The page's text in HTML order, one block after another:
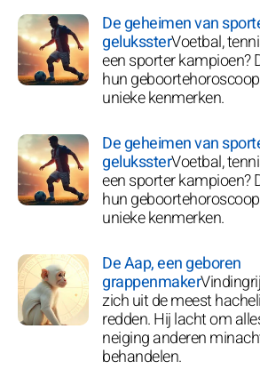
De geheimen van
gelukssterVoetbal,
een sporter kampioen?
hun
unieke kenmerken.
De geheimen van
gelukssterVoetbal,
een sporter kampioen?
hun
unieke kenmerken.
De Aap, een geboren
grappenmaker
zich uit de meest
redden. Hij lacht om
neiging anderen
behandelen.